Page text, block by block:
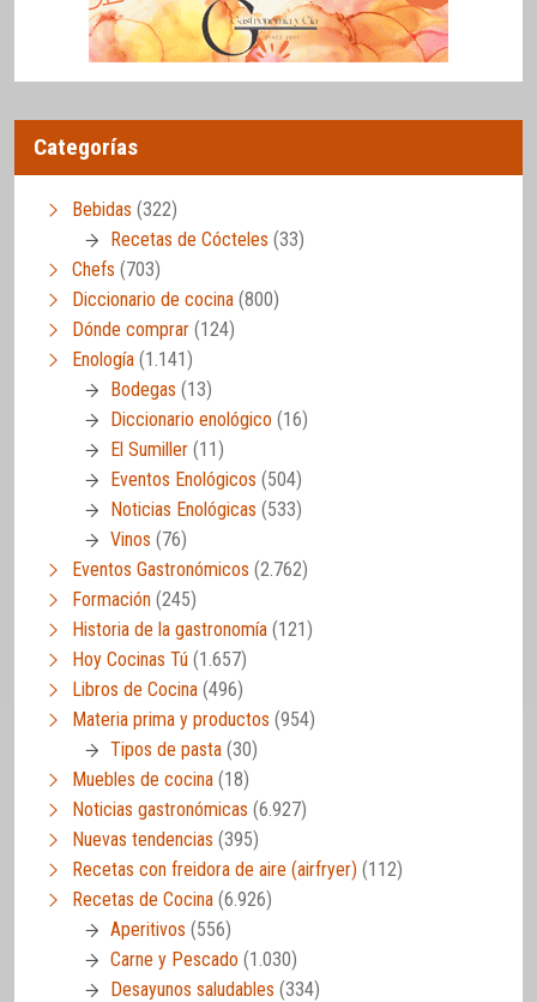
Categorías
Bebidas (322)
Recetas de Cócteles (33)
Chefs (703)
Diccionario de cocina (800)
Dónde comprar (124)
Enología (1.141)
Bodegas (13)
Diccionario enológico (16)
El Sumiller (11)
Eventos Enológicos (504)
Noticias Enológicas (533)
Vinos (76)
Eventos Gastronómicos (2.762)
Formación (245)
Historia de la gastronomía (121)
Hoy Cocinas Tú (1.657)
Libros de Cocina (496)
Materia prima y productos (954)
Tipos de pasta (30)
Muebles de cocina (18)
Noticias gastronómicas (6.927)
Nuevas tendencias (395)
Recetas con freidora de aire (airfryer) (112)
Recetas de Cocina (6.926)
Aperitivos (556)
Carne y Pescado (1.030)
Desayunos saludables (334)